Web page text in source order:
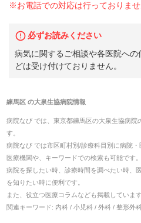
※お電話での対応は行っておりま
必ずお読みください
病気に関するご相談や各医院へ
どは受け付けておりません。
練馬区 の大泉生協病院情報
病院なび では、 東京都練馬区の大泉生協病院
す。
病院なび では市区町村別/診療科目別に病院
医療機関や、キーワードでの検索も可能です。
病院を探したい時、診療時間を調べたい時、
を知りたい時に便利です。
また、役立つ医療コラムなども掲載していま
関連キーワード: 内科 / 小児科 / 外科 / 整形外